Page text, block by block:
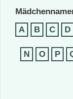
A
B C D
N O P